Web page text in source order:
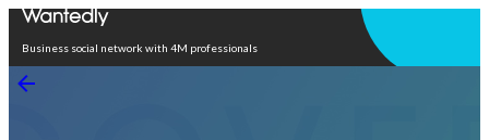
Business social network with 4M professionals